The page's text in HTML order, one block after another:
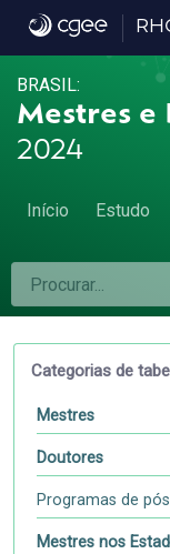
Dados
BRASIL:
Mestres e
2024
Início Estudo
Categorias de
Mestres
Doutores
Programas de
Mestres nos